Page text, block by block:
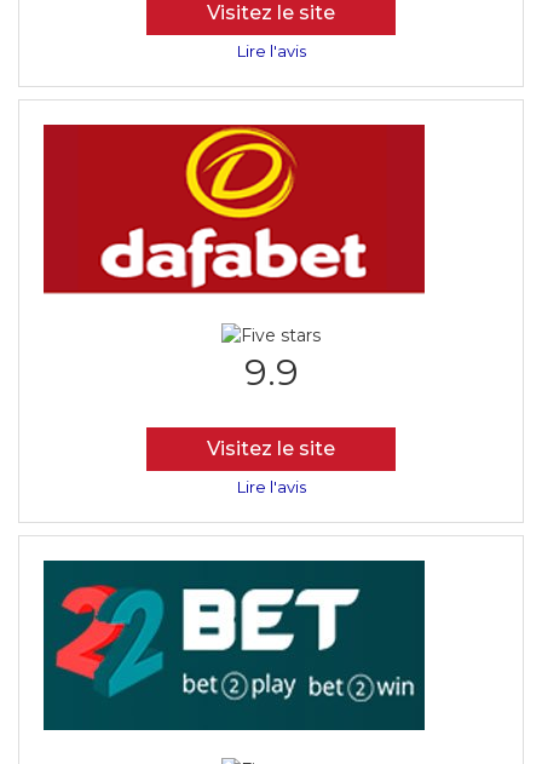
Visitez le site
Lire l'avis
9.9
Visitez le site
Lire l'avis